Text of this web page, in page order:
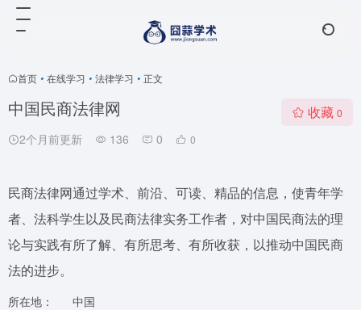
首页 • 在线学习 • 法律学习 • 正文
中国民商法律网
2个月前更新 136 0 0
收藏 0
民商法律网通过学术、前沿、可读、精品的信息，使青年学
者、法科学生以及民商法律实务工作者，对中国民商法的理
论与实践有所了解、有所思考、有所收获，以推动中国民商
法的进步。
所在地：
中国